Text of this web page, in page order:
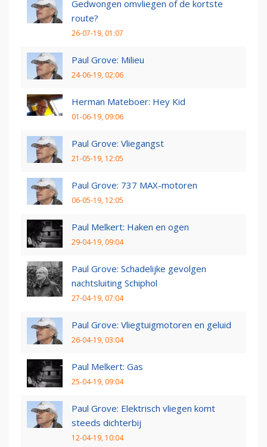
Gedwongen omvliegen of de kortste
route?
26-07-19, 01:07
Paul Grove: Milieu
24-06-19, 02:06
Herman Mateboer: Hey Kid
01-06-19, 09:06
Paul Grove: Vliegangst
21-05-19, 12:05
Paul Grove: 737 MAX-motoren
06-05-19, 12:05
Paul Melkert: Haken en ogen
29-04-19, 09:04
Paul Grove: Schadelijke gevolgen
nachtsluiting Schiphol
27-04-19, 07:04
Paul Grove: Vliegtuigmotoren en geluid
26-04-19, 03:04
Paul Melkert: Gas
25-04-19, 09:04
Paul Grove: Elektrisch vliegen komt
steeds dichterbij
12-04-19, 10:04